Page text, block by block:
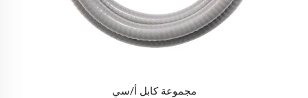
مجموعة كابل أ/سي